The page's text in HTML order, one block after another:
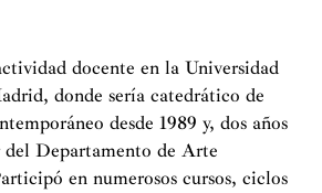
docente en la Universidad
donde sería catedrático de
desde 1989 y, dos años
Departamento de Arte
en numerosos cursos, ciclos